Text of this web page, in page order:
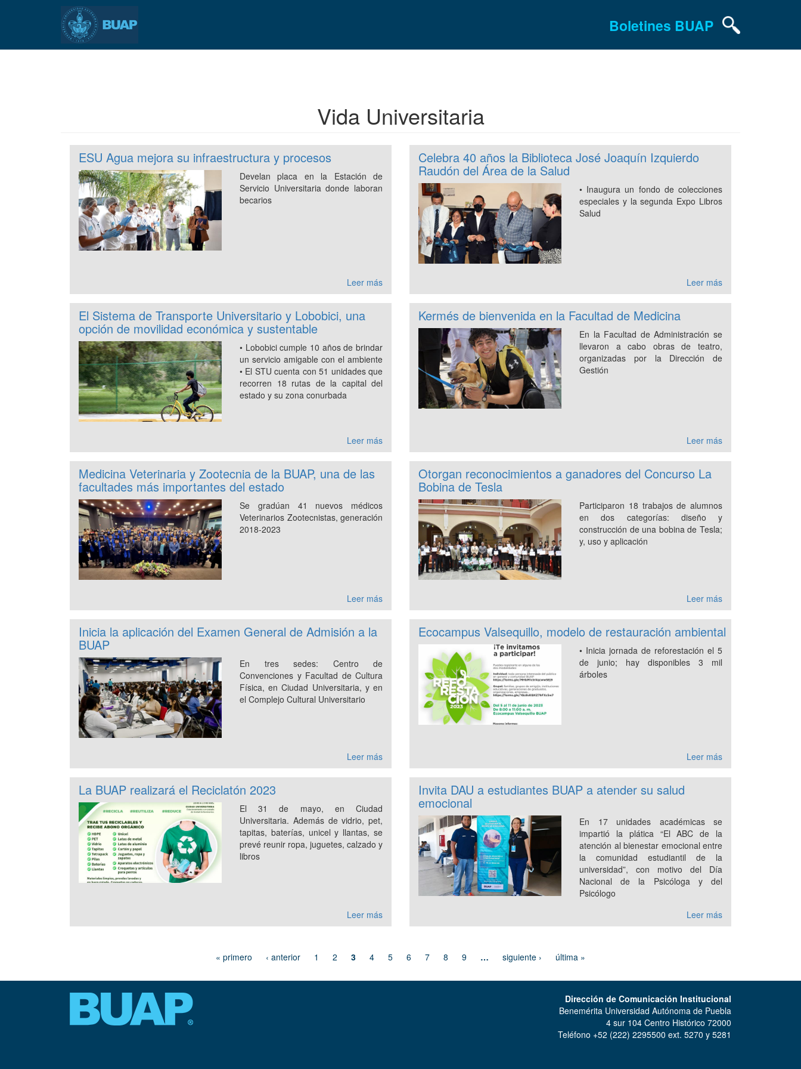
Boletines BUAP
Vida Universitaria
ESU Agua mejora su infraestructura y procesos
Develan placa en la Estación de
Servicio Universitaria donde laboran
becarios
Leer más
Celebra 40 años la Biblioteca José Joaquín Izquierdo
Raudón del Área de la Salud
• Inaugura un fondo de colecciones
especiales y la segunda Expo Libros
Salud
Leer más
El Sistema de Transporte Universitario y Lobobici, una
opción de movilidad económica y sustentable
• Lobobici cumple 10 años de brindar
un servicio amigable con el ambiente
• El STU cuenta con 51 unidades que
recorren 18 rutas de la capital del
estado y su zona conurbada
Leer más
Kermés de bienvenida en la Facultad de Medicina
En la Facultad de Administración se
llevaron a cabo obras de teatro,
organizadas por la Dirección de
Gestión
Leer más
Medicina Veterinaria y Zootecnia de la BUAP, una de las
facultades más importantes del estado
Se gradúan 41 nuevos médicos
Veterinarios Zootecnistas, generación
2018-2023
Leer más
Otorgan reconocimientos a ganadores del Concurso La
Bobina de Tesla
Participaron 18 trabajos de alumnos
en dos categorías: diseño y
construcción de una bobina de Tesla;
y, uso y aplicación
Leer más
Inicia la aplicación del Examen General de Admisión a la
BUAP
En tres sedes: Centro de
Convenciones y Facultad de Cultura
Física, en Ciudad Universitaria, y en
el Complejo Cultural Universitario
Leer más
Ecocampus Valsequillo, modelo de restauración ambiental
• Inicia jornada de reforestación el 5
de junio; hay disponibles 3 mil
árboles
Leer más
La BUAP realizará el Reciclatón 2023
El 31 de mayo, en Ciudad
Universitaria. Además de vidrio, pet,
tapitas, baterías, unicel y llantas, se
prevé reunir ropa, juguetes, calzado y
libros
Leer más
Invita DAU a estudiantes BUAP a atender su salud
emocional
En 17 unidades académicas se
impartió la plática “El ABC de la
atención al bienestar emocional entre
la comunidad estudiantil de la
universidad”, con motivo del Día
Nacional de la Psicóloga y del
Psicólogo
Leer más
« primero ‹ anterior 1 2 3 4 5 6 7 8 9 … siguiente › última »
Dirección de Comunicación Institucional
Benemérita Universidad Autónoma de Puebla
4 sur 104 Centro Histórico 72000
Teléfono +52 (222) 2295500 ext. 5270 y 5281